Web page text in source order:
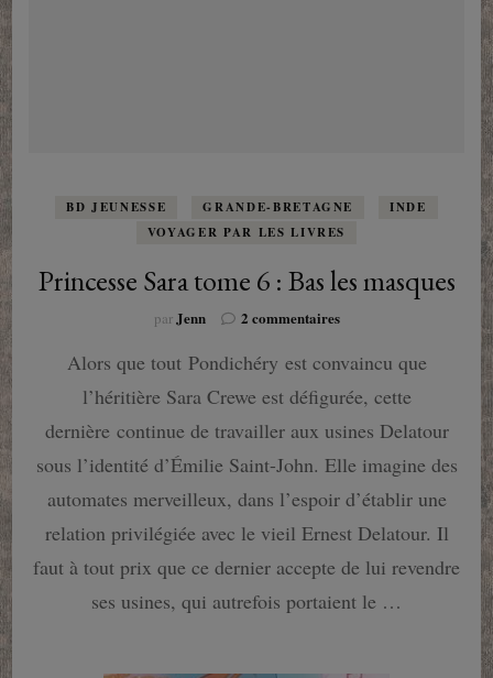
BD JEUNESSE GRANDE-BRETAGNE
INDE
VOYAGER PAR LES LIVRES
Princesse Sara tome 6 : Bas les masques
parJenn 2 commentairessur
Sara
6
:
les
masques
Alors que tout Pondichéry est convaincu que
l’héritière Sara Crewe est défigurée, cette
dernière continue de travailler aux usines Delatour
sous l’identité d’Émilie Saint-John. Elle imagine des
automates merveilleux, dans l’espoir d’établir une
relation privilégiée avec le vieil Ernest Delatour. Il
faut à tout prix que ce dernier accepte de lui revendre
ses usines, qui autrefois portaient le …